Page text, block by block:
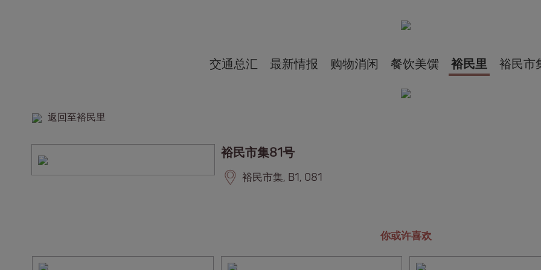
交通总汇 最新情报 购物消闲 餐饮美馔 裕民里 裕民市
返回至裕民里
裕民市集81号
裕民市集, B1, 081
你或许喜欢